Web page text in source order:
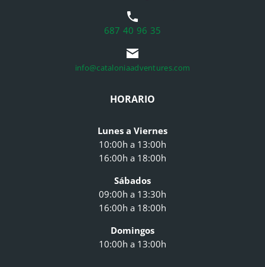
687 40 96 35
info@cataloniaadventures.com
HORARIO
Lunes a Viernes
10:00h a 13:00h
16:00h a 18:00h
Sábados
09:00h a 13:30h
16:00h a 18:00h
Domingos
10:00h a 13:00h